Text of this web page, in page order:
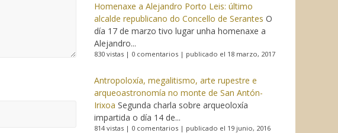
Homenaxe a Alejandro Porto Leis: último
alcalde republicano do Concello de Serantes O
día 17 de marzo tivo lugar unha homenaxe a
Alejandro...
830 vistas | 0 comentarios | publicado el 18 marzo, 2017
Antropoloxía, megalitismo, arte rupestre e
arqueoastronomía no monte de San Antón-
Irixoa Segunda charla sobre arqueoloxía
impartida o día 14 de...
814 vistas | 0 comentarios | publicado el 19 junio, 2016